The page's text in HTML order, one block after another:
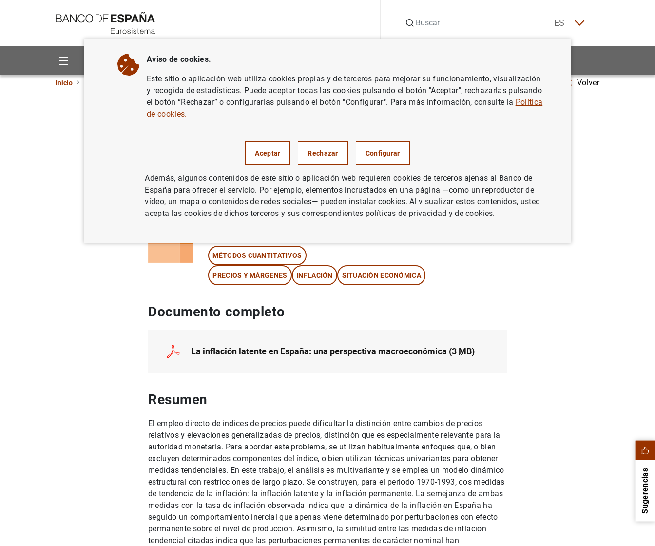
ES
Sobre el Banco Áreas de actuación
Inicio Análisis económico e investigación Documentos de Trabajo La inflación latente en España: una perspectiva macroeconómica Volver
La inflación latente en España: una perspectiva
macroeconómica
24/07/1995
Serie: Documentos de Trabajo. 9521.
MÉTODOS CUANTITATIVOS
PRECIOS Y MÁRGENES INFLACIÓN SITUACIÓN ECONÓMICA
Documento completo
La inflación latente en España: una perspectiva macroeconómica (3 MB)
Resumen
El empleo directo de indices de precios puede dificultar la distinción entre cambios de precios
relativos y elevaciones generalizadas de precios, distinción que es especialmente relevante para la
autoridad monetaria. Para abordar este problema, se utilizan habitualmente enfoques que, o bien
excluyen determinados componentes del índice, o bien utilizan técnicas univariantes para obtener
medidas tendenciales. En este trabajo, el análisis es multivariante y se emplea un modelo dinámico
estructural con restricciones de largo plazo. Se construyen, para el periodo 1970-1993, dos medidas
de tendencia de la inflación: la inflación latente y la inflación permanente. La semejanza de ambas
medidas con la tasa de inflación observada indica que la dinámica de la inflación en España ha
seguido un comportamiento inercial que apenas viene determinado por perturbaciones con efecto
permanente sobre el nivel de producción. Asimismo, la similitud entre las medidas de inflación
tendencial citadas indica que las perturbaciones permanentes de carácter nominal han
Sugerencias
Aviso de cookies.
Este sitio o aplicación web utiliza cookies propias y de terceros para mejorar su funcionamiento, visualización
y recogida de estadísticas. Puede aceptar todas las cookies pulsando el botón "Aceptar", rechazarlas pulsando
el botón “Rechazar” o configurarlas pulsando el botón "Configurar". Para más información, consulte la Política
de cookies.
Aceptar Rechazar Configurar
Además, algunos contenidos de este sitio o aplicación web requieren cookies de terceros ajenas al Banco de
España para ofrecer el servicio. Por ejemplo, elementos incrustados en una página —como un reproductor de
vídeo, un mapa o contenidos de redes sociales— pueden instalar cookies. Al visualizar estos contenidos, usted
acepta las cookies de dichos terceros y sus correspondientes políticas de privacidad y de cookies.